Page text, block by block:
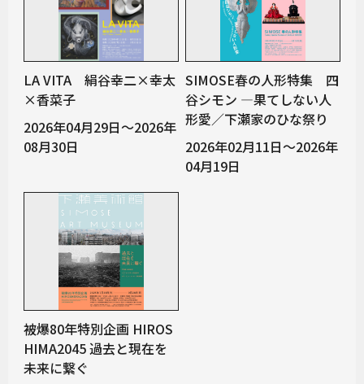
LA VITA 絹谷幸二×幸太
×香菜子
2026年04月29日～2026年
08月30日
SIMOSE春の人形特集 四
谷シモン —果てしない人
形愛／下瀬家のひな祭り
2026年02月11日～2026年
04月19日
被爆80年特別企画 HIROS
HIMA2045 過去と現在を
未来に繋ぐ